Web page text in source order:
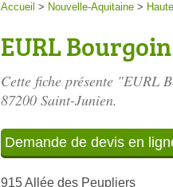
Accueil > Nouvelle-Aquitaine >
EURL Bourgoin
Cette fiche présente "EURL
87200 Saint-Junien.
Demande de devis en
915 Allée des Peupliers